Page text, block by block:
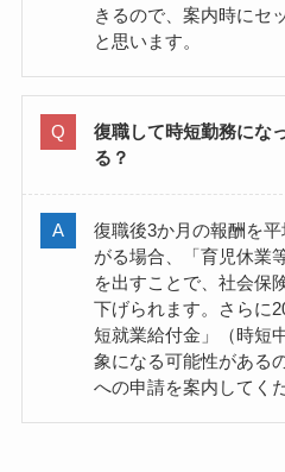
きるので、案内時にセ
と思います。
復職して時短勤務にな
る？
復職後3か月の報酬を
がる場合、「育児休業
を出すことで、社会保
下げられます。さらに
短就業給付金」（時短
象になる可能性がある
への申請を案内してく